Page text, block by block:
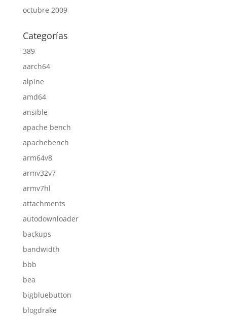
octubre 2009
Categorías
389
aarch64
alpine
amd64
ansible
apache bench
apachebench
arm64v8
armv32v7
armv7hl
attachments
autodownloader
backups
bandwidth
bbb
bea
bigbluebutton
blogdrake